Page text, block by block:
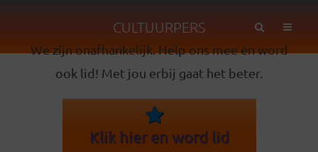
CULTUURPERS
We zijn onafhankelijk. Help ons mee en word
ook lid! Met jou erbij gaat het beter.
Klik hier en word lid